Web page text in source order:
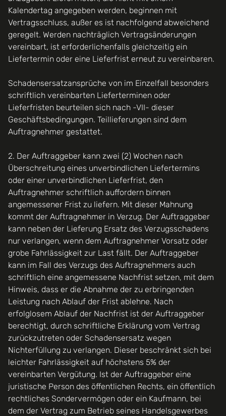
Kalendertag angegeben werden, beginnen mit
Vertragsschluss, außer es ist nachfolgend abweichend
geregelt. Werden nachträglich Vertragsänderungen
vereinbart, ist erforderlichenfalls gleichzeitig ein
Liefertermin oder eine Lieferfrist erneut zu vereinbaren.
Schadensersatzansprüche von im Einzelfall besonders
schriftlich vereinbarten Lieferterminen oder
Lieferfristen beurteilen sich nach -VII- dieser
Geschäftsbedingungen. Teillieferungen sind dem
Auftragnehmer gestattet.
2. Der Auftraggeber kann zwei (2) Wochen nach
Überschreitung eines unverbindlichen Liefertermins
oder einer unverbindlichen Lieferfrist, den
Auftragnehmer schriftlich auffordern binnen
angemessener Frist zu liefern. Mit dieser Mahnung
kommt der Auftragnehmer in Verzug. Der Auftraggeber
kann neben der Lieferung Ersatz des Verzugsschadens
nur verlangen, wenn dem Auftragnehmer Vorsatz oder
grobe Fahrlässigkeit zur Last fällt. Der Auftraggeber
kann im Fall des Verzugs des Auftragnehmers auch
schriftlich eine angemessene Nachfrist setzen, mit dem
Hinweis, dass er die Abnahme der zu erbringenden
Leistung nach Ablauf der Frist ablehne. Nach
erfolglosem Ablauf der Nachfrist ist der Auftraggeber
berechtigt, durch schriftliche Erklärung vom Vertrag
zurückzutreten oder Schadensersatz wegen
Nichterfüllung zu verlangen. Dieser beschränkt sich bei
leichter Fahrlässigkeit auf höchstens 5% der
vereinbarten Vergütung. Ist der Auftraggeber eine
juristische Person des öffentlichen Rechts, ein öffentlich
rechtliches Sondervermögen oder ein Kaufmann, bei
dem der Vertrag zum Betrieb seines Handelsgewerbes